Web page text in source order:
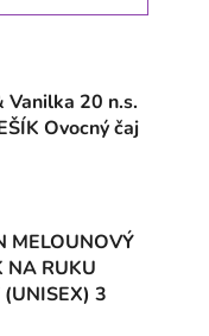
Vanilka 20 n.s.
Ovocný čaj
MELOUNOVÝ
NA RUKU
3